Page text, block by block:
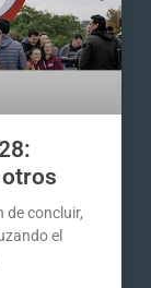
de concluir,
el